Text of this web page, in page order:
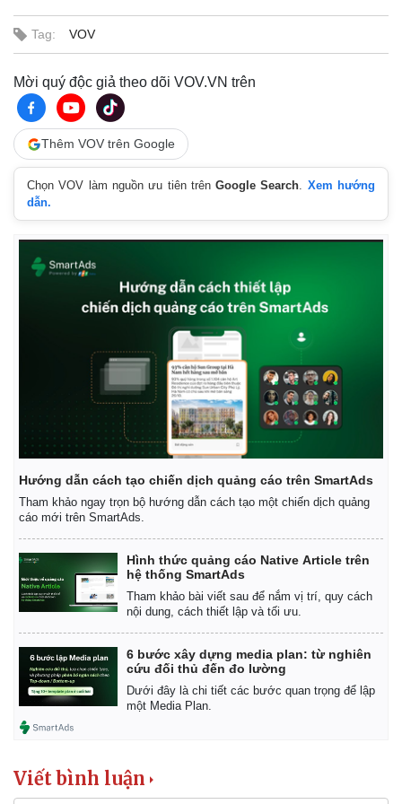
Pháp luật
Tin nóng
Tư vấn luật
Việt Nam
Tag: VOV
Mời quý độc giả theo dõi VOV.VN trên
Thêm VOV trên Google
Chọn VOV làm nguồn ưu tiên trênGoogle Search. Xem hướng
dẫn.
Hướng dẫn cách tạo chiến dịch quảng cáo trên SmartAds
Tham khảo ngay trọn bộ hướng dẫn cách tạo một chiến dịch quảng
cáo mới trên SmartAds.
Hình thức quảng cáo Native Article trên
hệ thống SmartAds
Tham khảo bài viết sau để nắm vị trí, quy cách
nội dung, cách thiết lập và tối ưu.
6 bước xây dựng media plan: từ nghiên
cứu đối thủ đến đo lường
Dưới đây là chi tiết các bước quan trọng để lập
một Media Plan.
Viết bình luận